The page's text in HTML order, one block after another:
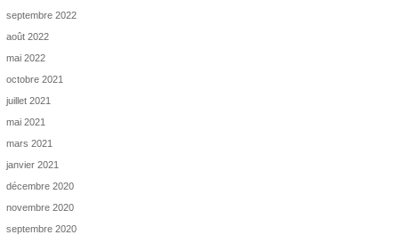
septembre 2022
août 2022
mai 2022
octobre 2021
juillet 2021
mai 2021
mars 2021
janvier 2021
décembre 2020
novembre 2020
septembre 2020